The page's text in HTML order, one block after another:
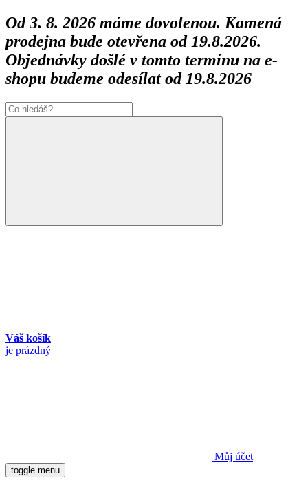
Od 3. 8. 2026 máme dovolenou. Kamená
prodejna bude otevřena od 19.8.2026.
Objednávky došlé v tomto termínu na e-
shopu budeme odesílat od 19.8.2026
Váš košík
je prázdný
Můj účet
toggle menu